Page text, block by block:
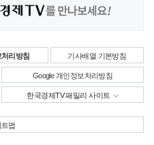
리방침 기사배열 기본방침
Google 개인정보처리방침
한국경제TV 패밀리 사이트
맵